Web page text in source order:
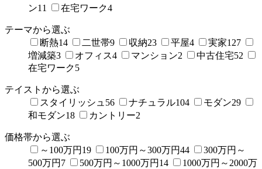
ン11 在宅ワーク4
テーマから選ぶ
断熱14 二世帯9 収納23 平屋4 実家127
増減築3 オフィス4 マンション2 中古住宅52
在宅ワーク5
テイストから選ぶ
スタイリッシュ 56 ナチュラル104 モダン29
和モダン18 カントリー2
価格帯から選ぶ
～100万円 19 100万円～300万円44
300万円～
500万円 7 500万円～1000万円 14
1000万円～2000万